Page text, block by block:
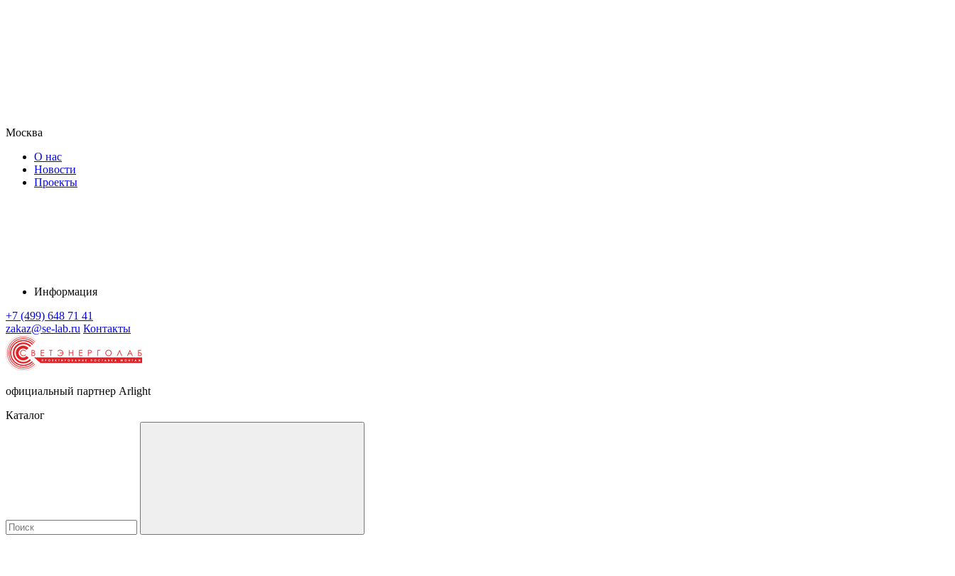
Москва
О нас
Новости
Проекты
Информация
+7 (499) 648 71 41
zakaz@se-lab.ru Контакты
официальный партнер Arlight
Каталог